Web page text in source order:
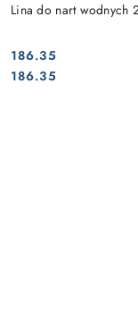
Lina do nart wodnych
Cena:
186.35
Cena:
186.35